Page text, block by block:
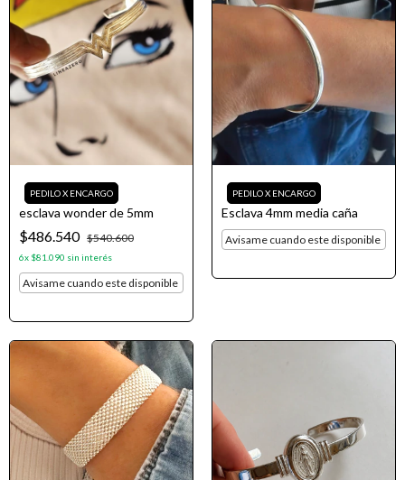
esclava wonder de 5mm
$486.540 $540.600
6x $81.090 sin interés
Avisame cuando este disponible
Esclava 4mm media caña
Avisame cuando este disponible